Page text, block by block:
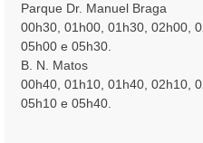
Parque Dr. Manuel Braga
00h30, 01h00, 01h30, 02h00,
05h00 e 05h30.
B. N. Matos
00h40, 01h10, 01h40, 02h10,
05h10 e 05h40.